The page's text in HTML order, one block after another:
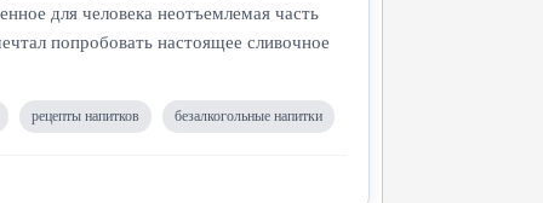
для человека неотъемлемая часть
попробовать настоящее сливочное
рецепты напитков безалкогольные напитки